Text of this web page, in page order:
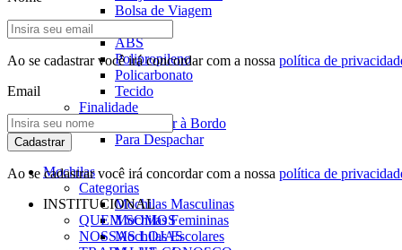
Bolsa de Viagem
Materiais
ABS
Polipropileno
Policarbonato
Tecido
Finalidade
Para Levar à Bordo
Para Despachar
Mochilas
Categorias
Mochilas Masculinas
Mochilas Femininas
Mochilas Escolares
Ao se cadastrar você irá concordar com a nossa política de
Email
Cadastrar
Ao se cadastrar você irá concordar com a nossa política de
INSTITUCIONAL
QUEM SOMOS
NOSSAS LOJAS